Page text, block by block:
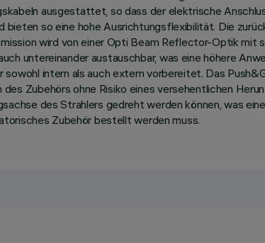
ausgestattet, so dass der elektrische
bieten so eine hohe Ausrichtungsflexibilität. Die
wird von einer Opti Beam Reflector-Optik
untereinander austauschbar, was eine höhere
intern als auch extern vorbereitet. Das
Zubehörs ohne Risiko eines versehentlichen
des Strahlers gedreht werden können, was
Zubehör bestellt werden muss.